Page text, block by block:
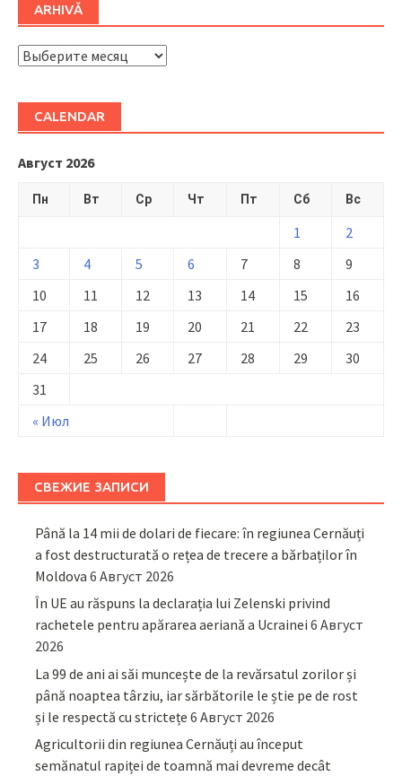
ARHIVĂ
ARHIVĂ
CALENDAR
Август 2026
Пн Вт Ср Чт Пт Сб Вс
« Июл
1
2
3
4 5 6 7 8
9
10
11 12 13 14 15
16
17
18 19 20 21 22
23
24
25 26 27 28 29
30
31
СВЕЖИЕ ЗАПИСИ
Până la 14 mii de dolari de fiecare: în regiunea Cernăuți
a fost destructurată o rețea de trecere a bărbaților în
Moldova 6 Август 2026
În UE au răspuns la declarația lui Zelenski privind
rachetele pentru apărarea aeriană a Ucrainei 6 Август
2026
La 99 de ani ai săi muncește de la revărsatul zorilor și
până noaptea târziu, iar sărbătorile le știe pe de rost
și le respectă cu strictețe 6 Август 2026
Agricultorii din regiunea Cernăuți au început
semănatul rapiței de toamnă mai devreme decât